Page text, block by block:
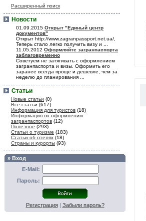
Расширенный поиск
Новости
01.09.2015 Открыт "Единый центр
документов"
Открыт http://www.zagranpassport.net.ua/,
Теперь стало легко получить визу и ...
11.05.2012 Оформляйте загранпаспорта
заблаговременно
Советуем не затягивать с оформлением
загранпаспорта и визы. Оформить его
заранее всегда проще и дешевле, чем за
неделю до планирования ...
Статьи
Новые статьи (0)
Все статьи (617)
Информация для туристов (18)
Информация по оформлению
загранпаспортов (12)
Полезное (293)
Статьи о туризме (183)
Статьи об отелях (18)
Страны и курорты (93)
» Вход
E-Mail:
Пароль:
Регистрация| Забыли пароль?